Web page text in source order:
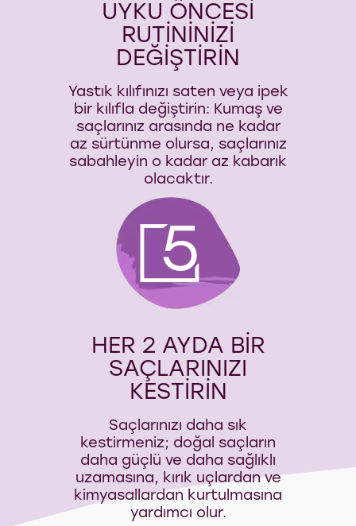
UYKU ÖNCESİ
RUTİNİNİZİ
DEĞİŞTİRİN
Yastık kılıfınızı saten veya ipek
bir kılıfla değiştirin: Kumaş ve
saçlarınız arasında ne kadar
az sürtünme olursa, saçlarınız
sabahleyin o kadar az kabarık
olacaktır.
HER 2 AYDA BİR
SAÇLARINIZI
KESTİRİN
5
Saçlarınızı daha sık
kestirmeniz; doğal saçların
daha güçlü ve daha sağlıklı
uzamasına, kırık uçlardan ve
kimyasallardan kurtulmasına
yardımcı olur.